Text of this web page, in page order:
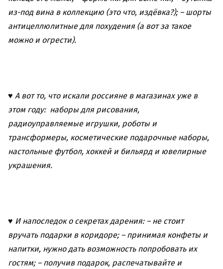
из-под вина в коллекцию (это что, издёвка?); – шорты
антицеллюлитные для похудения (а вот за такое
можно и огрести).
♥ А вот то, что искали россияне в магазинах уже в
этом году: наборы для рисования,
радиоуправляемые игрушки, роботы и
трансформеры, косметические подарочные наборы,
настольные футбол, хоккей и бильярд и ювелирные
украшения.
♥ И напоследок о секретах дарения: – не стоит
вручать подарки в коридоре; – принимая конфеты и
напитки, нужно дать возможность попробовать их
гостям; – получив подарок, распечатывайте и